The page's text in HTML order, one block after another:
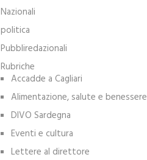
Nazionali
politica
Pubbliredazionali
Rubriche
Accadde a Cagliari
Alimentazione, salute e benessere
DIVO Sardegna
Eventi e cultura
Lettere al direttore